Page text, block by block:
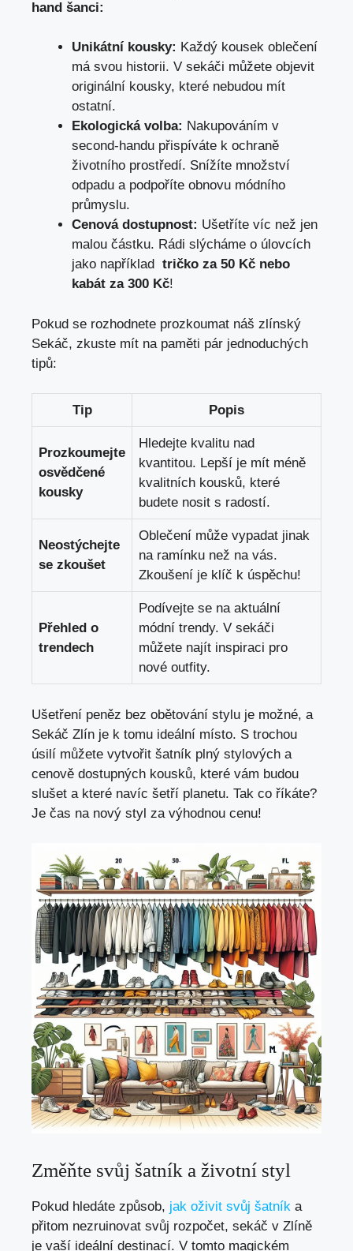
hand‍ šanci:
Unikátní kousky: Každý kousek oblečení
má svou historii. V sekáči ⁣můžete objevit
originální kousky, které nebudou⁣ mít
ostatní.
Ekologická volba: Nakupováním ⁣v
second-handu přispíváte k ochraně
životního prostředí. Snížíte‌ množství
odpadu ‍a podpoříte obnovu módního
průmyslu.
Cenová dostupnost: Ušetříte víc než jen
malou částku. Rádi slýcháme o úlovcích
jako například ⁢ tričko za 50 Kč nebo
kabát ​za 300 Kč!
Pokud‌ se rozhodnete prozkoumat náš zlínský
Sekáč, zkuste‍ mít na paměti pár jednoduchých
⁣tipů:
Tip Popis
Prozkoumejte
osvědčené
⁢kousky
Hledejte kvalitu nad
kvantitou.⁤ Lepší ​je ​mít méně‍
kvalitních kousků, které
budete nosit s ⁣radostí.
Neostýchejte
se zkoušet
Oblečení může vypadat jinak
na ramínku‌ než na vás.
Zkoušení je klíč k úspěchu!
Přehled o
trendech
Podívejte se na aktuální⁢
módní⁤ trendy. V sekáči
⁤můžete najít⁢ inspiraci ‌pro⁢
nové outfity.
Ušetření peněz bez obětování stylu je možné, a
Sekáč Zlín je⁢ k tomu ideální místo.⁢ S ​trochou
úsilí můžete vytvořit šatník⁣ plný stylových a
cenově dostupných kousků, které vám‍ budou
slušet a které navíc šetří planetu. Tak co říkáte?
Je čas na ⁢nový styl za​ výhodnou cenu!
Změňte svůj šatník a životní⁢ styl
Pokud hledáte⁣ způsob, jak oživit svůj šatník a
přitom nezruinovat svůj rozpočet, sekáč v Zlíně
je ⁢vaší ideální destinací.⁢ V tomto⁣ magickém